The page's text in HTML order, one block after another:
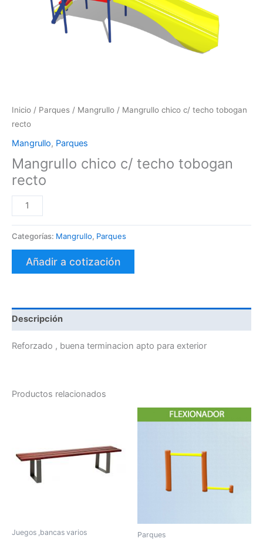
Inicio / Parques / Mangrullo / Mangrullo chico c/ techo tobogan
recto
Mangrullo, Parques
Mangrullo chico c/ techo tobogan
recto
Categorías: Mangrullo, Parques
Añadir a cotización
Descripción
Reforzado , buena terminacion apto para exterior
Productos relacionados
Juegos ,bancas varios Parques